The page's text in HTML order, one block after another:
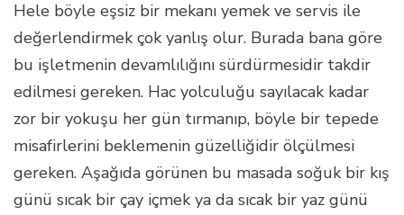
Hele böyle eşsiz bir mekanı yemek ve servis ile
değerlendirmek çok yanlış olur. Burada bana göre
bu işletmenin devamlılığını sürdürmesidir takdir
edilmesi gereken. Hac yolculuğu sayılacak kadar
zor bir yokuşu her gün tırmanıp, böyle bir tepede
misafirlerini beklemenin güzelliğidir ölçülmesi
gereken. Aşağıda görünen bu masada soğuk bir kış
günü sıcak bir çay içmek ya da sıcak bir yaz günü